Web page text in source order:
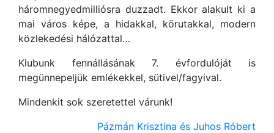
háromnegyedmilliósra duzzadt. Ekkor alakult ki a
mai város képe, a hidakkal, körutakkal, modern
közlekedési hálózattal…
Klubunk fennállásának 7. évfordulóját is
megünnepeljük emlékekkel, sütivel/fagyival.
Mindenkit sok szeretettel várunk!
Pázmán Krisztina és Juhos Róbert